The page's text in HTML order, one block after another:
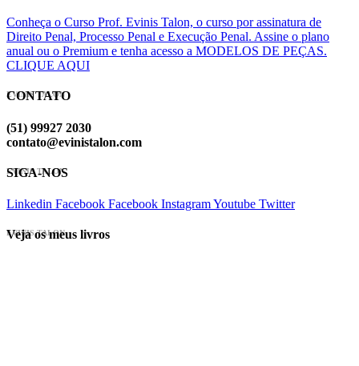
Conheça o Curso Prof. Evinis Talon, o curso por assinatura de
Direito Penal, Processo Penal e Execução Penal. Assine o plano
anual ou o Premium e tenha acesso a MODELOS DE PEÇAS.
CLIQUE AQUI
EVINIS TALON
CONTATO
(51) 99927 2030
contato@evinistalon.com
EVINIS TALON
SIGA-NOS
Linkedin Facebook Facebook InstagramYoutube Twitter
EVINIS TALON
Veja os meus livros